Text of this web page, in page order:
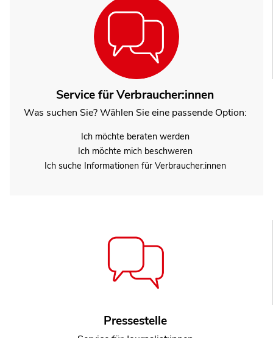
Service für Verbraucher:innen
Was suchen Sie? Wählen Sie eine passende Option:
Ich möchte beraten werden
Ich möchte mich beschweren
Ich suche Informationen für Verbraucher:innen
Pressestelle